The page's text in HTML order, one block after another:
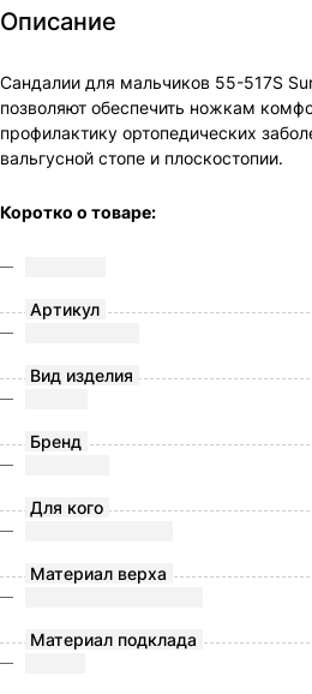
Описание
Сандалии для мальчиков 55-517S
позволяют обеспечить ножкам
профилактику ортопедических
вальгусной стопе и плоскостопии.
Коротко о товаре:
Артикул
Вид изделия
Бренд
Для кого
Материал верха
Материал подклада